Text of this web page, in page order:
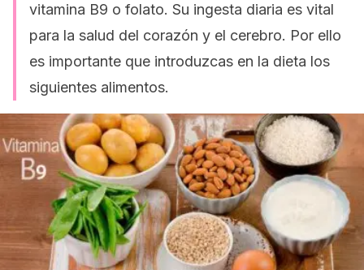
vitamina B9 o folato. Su ingesta diaria es vital
para la salud del corazón y el cerebro. Por ello
es importante que introduzcas en la dieta los
siguientes alimentos.